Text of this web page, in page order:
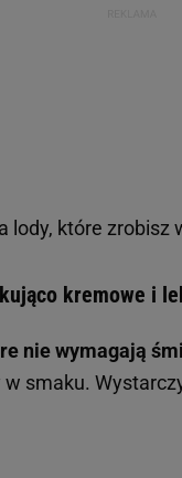
lody, które zrobisz
kremowe i
nie wymagają
w smaku.